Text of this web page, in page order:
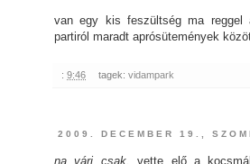
van egy kis feszültség ma reggel
partiról maradt aprósütemények
: 9:46 tagek: vidampark
2009. DECEMBER 19.,
na várj csak,
vette elő a